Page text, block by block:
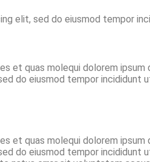
elit, sed do eiusmod tempor
et quas molequi dolorem ipsum
do eiusmod tempor incididunt
et quas molequi dolorem ipsum
do eiusmod tempor incididunt